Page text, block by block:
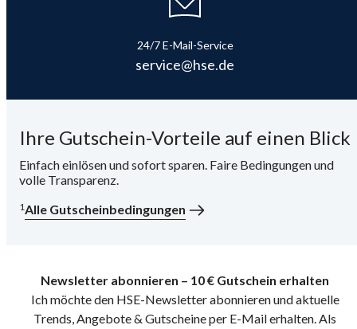
24/7 E-Mail-Service
service@hse.de
Ihre Gutschein-Vorteile auf einen Blick
Einfach einlösen und sofort sparen. Faire Bedingungen und
volle Transparenz.
1Alle Gutscheinbedingungen
Newsletter abonnieren – 10 € Gutschein erhalten
Ich möchte den HSE-Newsletter abonnieren und aktuelle
Trends, Angebote & Gutscheine per E-Mail erhalten. Als